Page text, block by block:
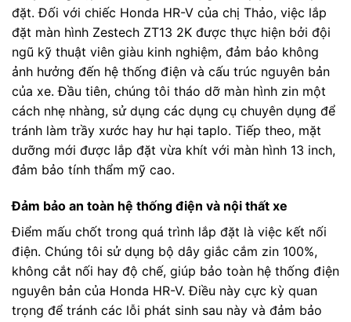
đặt. Đối với chiếc Honda HR-V của chị Thảo, việc lắp
đặt màn hình Zestech ZT13 2K được thực hiện bởi đội
ngũ kỹ thuật viên giàu kinh nghiệm, đảm bảo không
ảnh hưởng đến hệ thống điện và cấu trúc nguyên bản
của xe. Đầu tiên, chúng tôi tháo dỡ màn hình zin một
cách nhẹ nhàng, sử dụng các dụng cụ chuyên dụng để
tránh làm trầy xước hay hư hại taplo. Tiếp theo, mặt
dưỡng mới được lắp đặt vừa khít với màn hình 13 inch,
đảm bảo tính thẩm mỹ cao.
Đảm bảo an toàn hệ thống điện và nội thất xe
Điểm mấu chốt trong quá trình lắp đặt là việc kết nối
điện. Chúng tôi sử dụng bộ dây giắc cắm zin 100%,
không cắt nối hay độ chế, giúp bảo toàn hệ thống điện
nguyên bản của Honda HR-V. Điều này cực kỳ quan
trọng để tránh các lỗi phát sinh sau này và đảm bảo